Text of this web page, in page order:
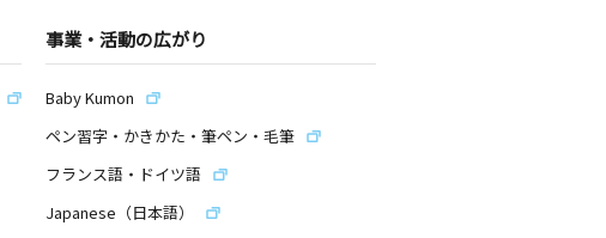
事業・活動の広がり
Baby Kumon
ペン習字・かきかた・筆ペン・毛筆
フランス語・ドイツ語
Japanese（日本語）